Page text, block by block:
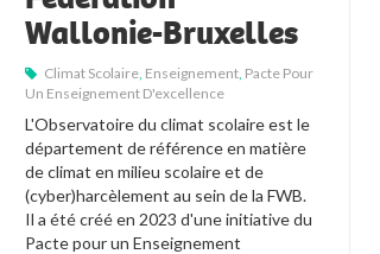
Wallonie-Bruxelles
Climat Scolaire Enseignement Pacte Pour
Un Enseignement D'excellence
L'Observatoire du climat scolaire est le
département de référence en matière
de climat en milieu scolaire et de
(cyber)harcèlement au sein de la FWB.
Il a été créé en 2023 d'une initiative du
Pacte pour un Enseignement